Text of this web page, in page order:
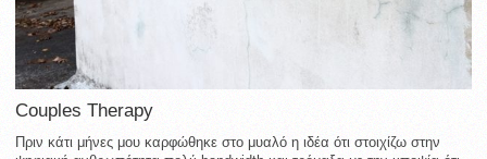
Couples Therapy
Πριν κάτι μήνες μου καρφώθηκε στο μυαλό η ιδέα ότι στοιχίζω στην